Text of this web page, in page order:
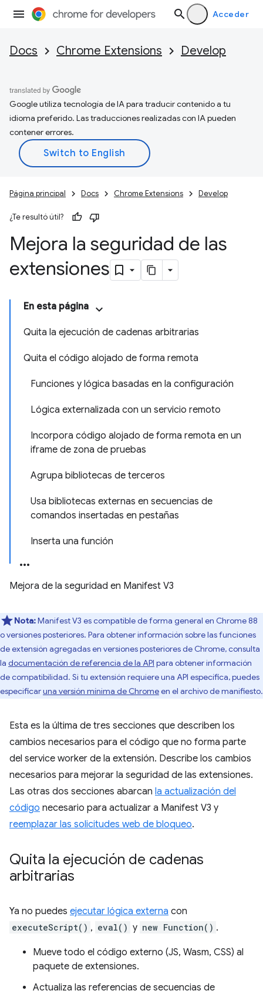
Acceder
Docs Chrome Extensions Develop
Google utiliza tecnología de IA para traducir contenido a tu
idioma preferido. Las traducciones realizadas con IA pueden
contener errores.
Página principal Docs Chrome Extensions Develop
¿Te resultó útil?
Mejora la seguridad de las
extensiones
En esta página
Quita la ejecución de cadenas arbitrarias
Quita el código alojado de forma remota
Funciones y lógica basadas en la configuración
Lógica externalizada con un servicio remoto
Incorpora código alojado de forma remota en un
iframe de zona de pruebas
Agrupa bibliotecas de terceros
Usa bibliotecas externas en secuencias de
comandos insertadas en pestañas
Inserta una función
Mejora de la seguridad en Manifest V3
Nota:Manifest V3 es compatible de forma general en Chrome 88
o versiones posteriores. Para obtener información sobre las funciones
de extensión agregadas en versiones posteriores de Chrome, consulta
la documentación de referencia de la API para obtener información
de compatibilidad. Si tu extensión requiere una API específica, puedes
especificaruna versión mínima de Chromeen el archivo de manifiesto.
Esta es la última de tres secciones que describen los
cambios necesarios para el código que no forma parte
del service worker de la extensión. Describe los cambios
necesarios para mejorar la seguridad de las extensiones.
Las otras dos secciones abarcan la actualización del
código necesario para actualizar a Manifest V3 y
reemplazar las solicitudes web de bloqueo.
Quita la ejecución de cadenas
arbitrarias
Ya no puedes ejecutar lógica externa con
executeScript() , eval() y new Function() .
Mueve todo el código externo (JS, Wasm, CSS) al
paquete de extensiones.
Actualiza las referencias de secuencias de